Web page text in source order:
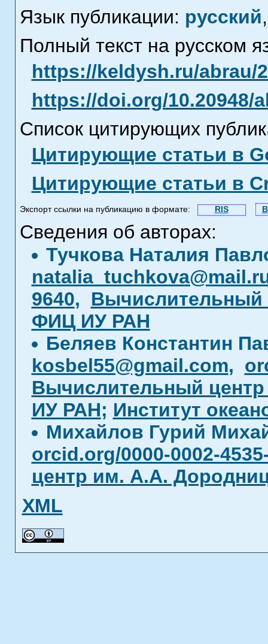
Язык публикации: русский,
Полный текст на русском
https://keldysh.ru/abrau/
https://doi.org/10.20948/
Список цитирующих
Цитирующие статьи в
Цитирующие статьи в
Экспорт ссылки на публикацию в формате: RIS
Сведения об авторах:
Тучкова Наталия
9640,
ФИЦ ИУ РАН
Беляев Константин
kosbel55@gmail.com,
Вычислительный
ИУ РАН; Институт
Михайлов Гурий
orcid.org/0000-0002-
центр им. А.А.
XML